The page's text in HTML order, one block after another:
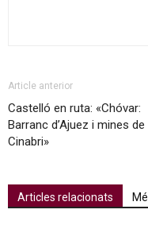
Article anterior
Castelló en ruta: «Chóvar:
Barranc d’Ajuez i mines de
Cinabri»
Articles relacionats